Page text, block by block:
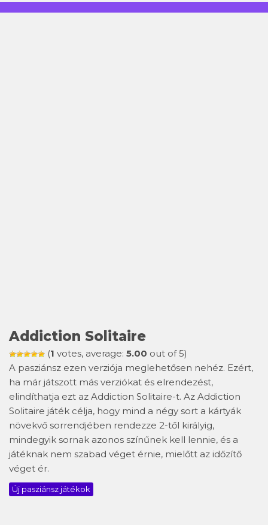
Addiction Solitaire
(1 votes, average: 5.00 out of 5)
A pasziánsz ezen verziója meglehetősen nehéz. Ezért,
ha már játszott más verziókat és elrendezést,
elindíthatja ezt az Addiction Solitaire-t. Az Addiction
Solitaire játék célja, hogy mind a négy sort a kártyák
növekvő sorrendjében rendezze 2-től királyig,
mindegyik sornak azonos színűnek kell lennie, és a
játéknak nem szabad véget érnie, mielőtt az időzítő
véget ér.
Új pasziánsz játékok